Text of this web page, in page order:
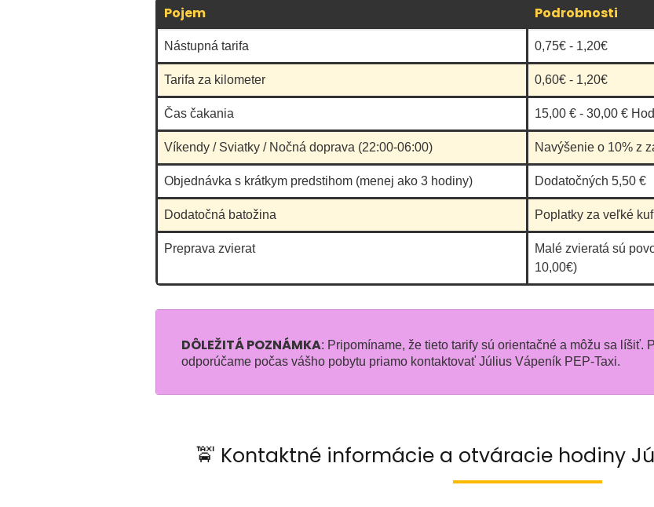
Pojem Podrobnosti
Nástupná tarifa 0,75€ - 1,20€
Tarifa za kilometer 0,60€ - 1,20€
Čas čakania 15,00 € - 30,00 €
Víkendy / Sviatky / Nočná doprava (22:00-06:00) Navýšenie o 10% z
Objednávka s krátkym predstihom (menej ako 3 hodiny) Dodatočných 5,50 €
Dodatočná batožina Poplatky za veľké
Preprava zvierat
Malé zvieratá sú
10,00€)
DÔLEŽITÁ POZNÁMKA: Pripomíname, že tieto tarify sú orientačné a môžu sa líšiť.
odporúčame počas vášho pobytu priamo kontaktovať Július Vápeník PEP-Taxi.
🚖 Kontaktné informácie a otváracie hodiny